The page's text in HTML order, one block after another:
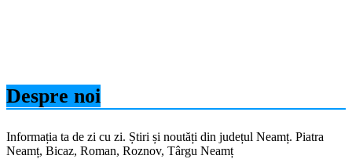
Despre noi
Informația ta de zi cu zi. Știri și noutăți din județul Neamț. Piatra
Neamț, Bicaz, Roman, Roznov, Târgu Neamț